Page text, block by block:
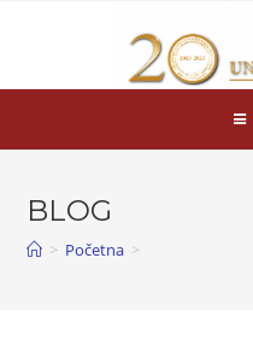
BLOG
> Početna >